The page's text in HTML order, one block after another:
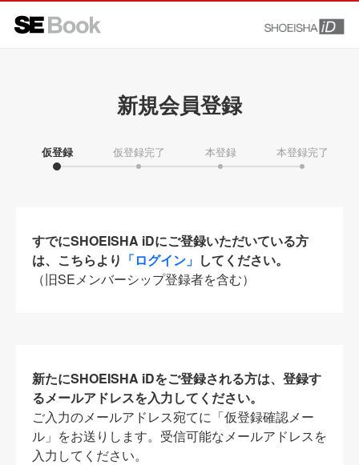
新規会員登録
仮登録 仮登録完了 本登録 本登録完了
すでにSHOEISHA iDにご登録いただいている方
は、こちらより 「ログイン」 してください。
（旧SEメンバーシップ登録者を含む）
新たにSHOEISHA iDをご登録される方は、登録す
るメールアドレスを入力してください。
ご入力のメールアドレス宛てに「仮登録確認メー
ル」をお送りします。受信可能なメールアドレスを
入力してください。